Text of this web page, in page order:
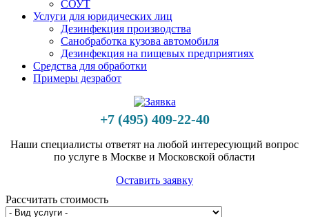
СОУТ
Услуги для юридических лиц
Дезинфекция производства
Санобработка кузова автомобиля
Дезинфекция на пищевых предприятиях
Средства для обработки
Примеры дезработ
+7 (495) 409-22-40
Наши специалисты ответят на любой интересующий вопрос
по услуге в Москве и Московской области
Оставить заявку
Рассчитать стоимость